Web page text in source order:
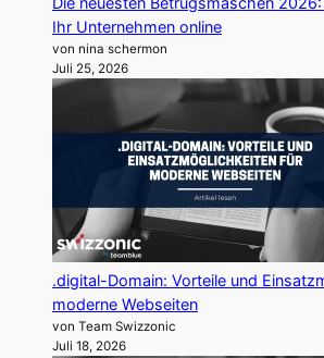
Ihr Unternehmen online
von nina schermon
Juli 25, 2026
.digital-Domain: Vorteile und
moderne Webseiten
von Team Swizzonic
Juli 18, 2026